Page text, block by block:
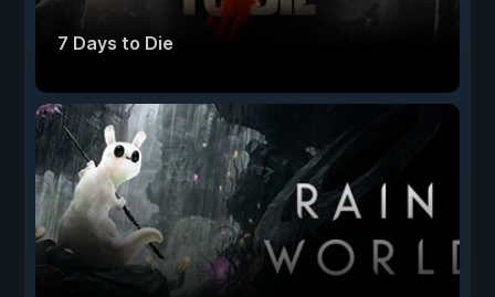
7 Days to Die